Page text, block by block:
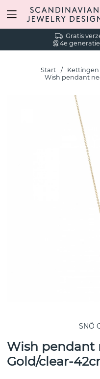
Gratis
4e
Start Kettingen
Wish pendant
SNÖ
Wish pendant
Gold/clear-